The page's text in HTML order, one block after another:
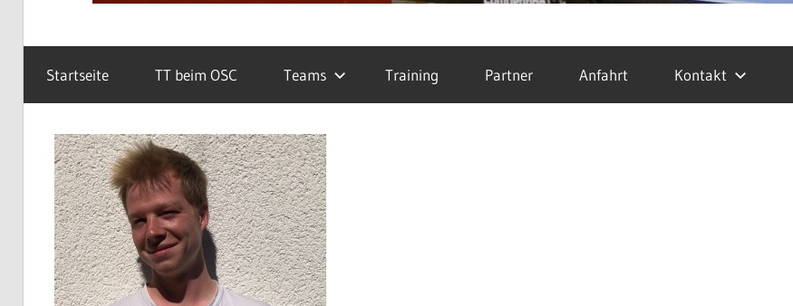
Startseite TT beim OSC Teams Training Partner Anfahrt Kontakt